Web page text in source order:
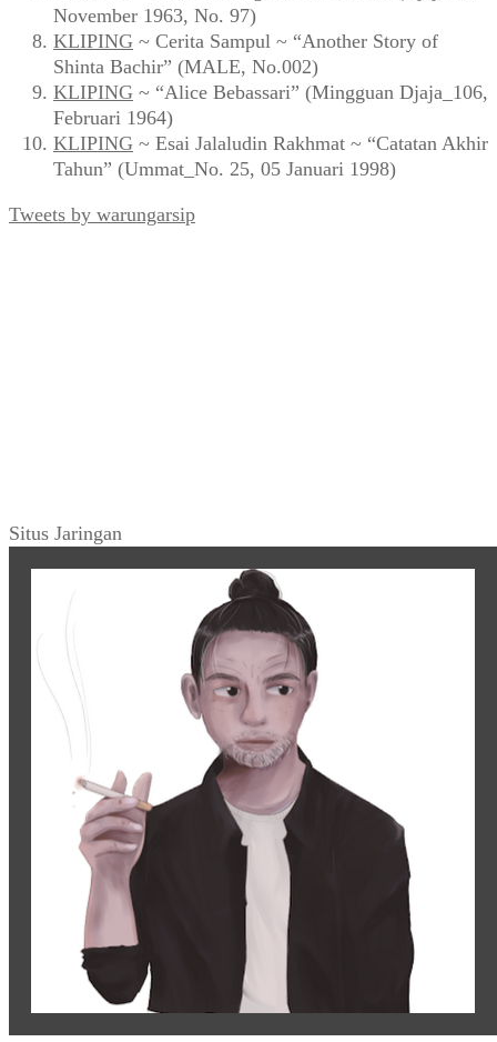
November 1963, No. 97)
KLIPING ~ Cerita Sampul ~ “Another Story of
Shinta Bachir” (MALE, No.002)
KLIPING ~ “Alice Bebassari” (Mingguan Djaja_106,
Februari 1964)
KLIPING ~ Esai Jalaludin Rakhmat ~ “Catatan Akhir
Tahun” (Ummat_No. 25, 05 Januari 1998)
Tweets by warungarsip
Situs Jaringan